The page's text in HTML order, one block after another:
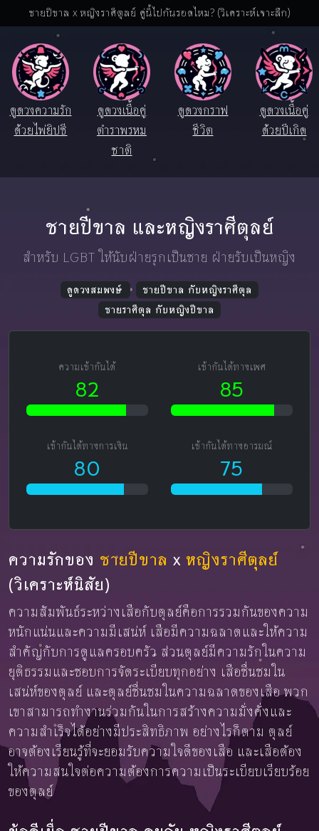
ชายปีขาล x หญิงราศีตุลย์ คู่นี้ไปกันรอดไหม? (วิเคราะห์เจาะลึก)
ดูดวงความรัก
ด้วยไพ่ยิปซี
ดูดวงเนื้อคู่
ตำราพรหม
ชาติ
ดูดวงกราฟ
ชีวิต
ดูดวงเนื้อคู่
ด้วยปีเกิด
ชายปีขาล และหญิงราศีตุลย์
สำหรับ LGBT ให้นับฝ่ายรุกเป็นชาย ฝ่ายรับเป็นหญิง
ดูดวงสมพงษ์
ชายปีขาล กับหญิงราศีตุล
ชายราศีตุล กับหญิงปีขาล
ความเข้ากันได้
82
เข้ากันได้ทางเพศ
85
เข้ากันได้ทางการเงิน
80
เข้ากันได้ทางอารมณ์
75
ความรักของ ชายปีขาล x หญิงราศีตุลย์
(วิเคราะห์นิสัย)
ความสัมพันธ์ระหว่างเสือกับตุลย์คือการรวมกันของความ
หนักแน่นและความมีเสน่ห์ เสือมีความฉลาดและให้ความ
สำคัญกับการดูแลครอบครัว ส่วนตุลย์มีความรักในความ
ยุติธรรมและชอบการจัดระเบียบทุกอย่าง เสือชื่นชมใน
เสน่ห์ของตุลย์ และตุลย์ชื่นชมในความฉลาดของเสือ พวก
เขาสามารถทำงานร่วมกันในการสร้างความมั่งคั่งและ
ความสำเร็จได้อย่างมีประสิทธิภาพ อย่างไรก็ตาม ตุลย์
อาจต้องเรียนรู้ที่จะยอมรับความใจดีของเสือ และเสือต้อง
ให้ความสนใจต่อความต้องการความเป็นระเบียบเรียบร้อย
ของตุลย์